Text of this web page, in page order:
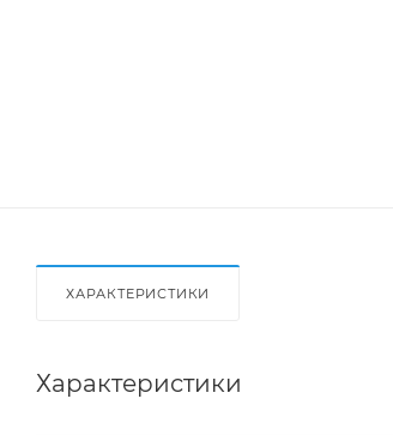
ХАРАКТЕРИСТИКИ
Характеристики